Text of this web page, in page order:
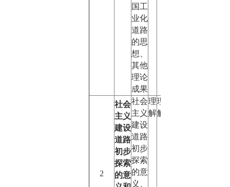
国工
业化
道路
的思
想、
其他
理论
成果
2
社会
主义
建设
道路
初步
探索
的意
社会
主义
建设
道路
初步
探索
的意
义、
理
解
理
解